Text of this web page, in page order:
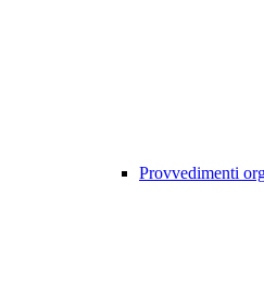
Provvedimenti